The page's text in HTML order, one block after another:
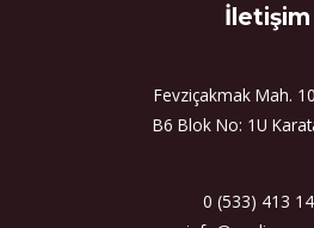
İletişim
Fevziçakmak Mah.
B6 Blok No: 1U
0 (533) 413